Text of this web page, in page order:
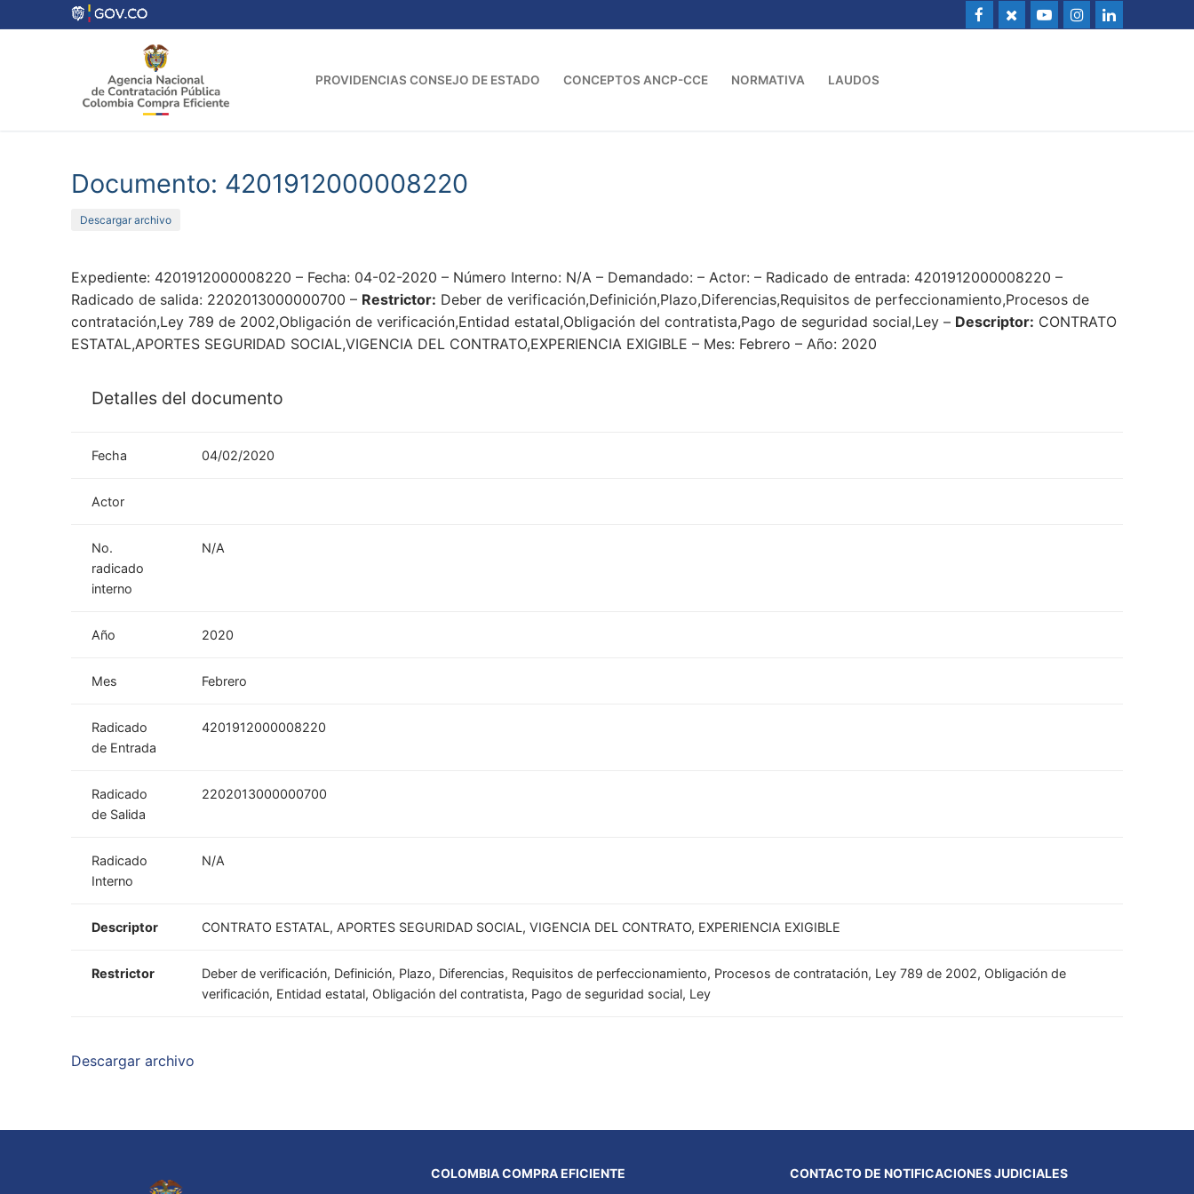
al
PROVIDENCIAS CONSEJO DE ESTADO CONCEPTOS ANCP-CCE NORMATIVA LAUDOS
Documento: 4201912000008220
Descargar archivo
Expediente: 4201912000008220 – Fecha: 04-02-2020 – Número Interno: N/A – Demandado: – Actor: – Radicado de entrada: 4201912000008220 –
Radicado de salida: 2202013000000700 – Restrictor: Deber de verificación,Definición,Plazo,Diferencias,Requisitos de perfeccionamiento,Procesos de
contratación,Ley 789 de 2002,Obligación de verificación,Entidad estatal,Obligación del contratista,Pago de seguridad social,Ley – Descriptor: CONTRATO
ESTATAL,APORTES SEGURIDAD SOCIAL,VIGENCIA DEL CONTRATO,EXPERIENCIA EXIGIBLE – Mes: Febrero – Año: 2020
Detalles del documento
Fecha 04/02/2020
Actor
No.
radicado
interno
N/A
Año 2020
Mes Febrero
Radicado
de Entrada
4201912000008220
Radicado
de Salida
2202013000000700
Radicado
Interno
N/A
Descriptor CONTRATO ESTATAL, APORTES SEGURIDAD SOCIAL, VIGENCIA DEL CONTRATO, EXPERIENCIA EXIGIBLE
Restrictor
Deber de verificación, Definición, Plazo, Diferencias, Requisitos de perfeccionamiento, Procesos de contratación, Ley 789 de 2002, Obligación de
verificación, Entidad estatal, Obligación del contratista, Pago de seguridad social, Ley
Descargar archivo
COLOMBIA COMPRA EFICIENTE CONTACTO DE NOTIFICACIONES JUDICIALES